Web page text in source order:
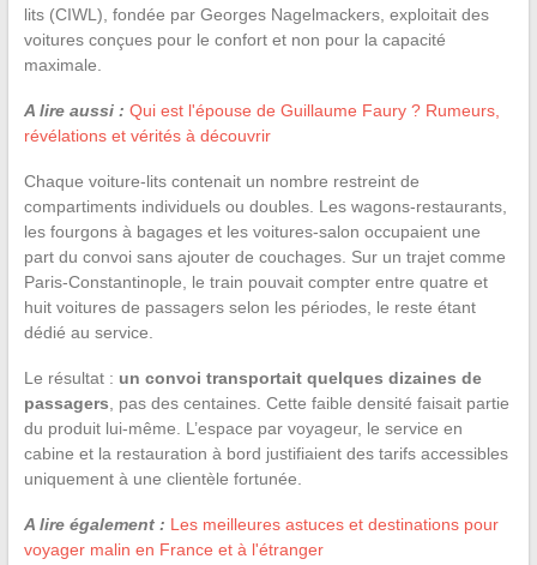
lits (CIWL), fondée par Georges Nagelmackers, exploitait des
voitures conçues pour le confort et non pour la capacité
maximale.
A lire aussi : Qui est l'épouse de Guillaume Faury ? Rumeurs,
révélations et vérités à découvrir
Chaque voiture-lits contenait un nombre restreint de
compartiments individuels ou doubles. Les wagons-restaurants,
les fourgons à bagages et les voitures-salon occupaient une
part du convoi sans ajouter de couchages. Sur un trajet comme
Paris-Constantinople, le train pouvait compter entre quatre et
huit voitures de passagers selon les périodes, le reste étant
dédié au service.
Le résultat : un convoi transportait quelques dizaines de
passagers , pas des centaines. Cette faible densité faisait partie
du produit lui-même. L’espace par voyageur, le service en
cabine et la restauration à bord justifiaient des tarifs accessibles
uniquement à une clientèle fortunée.
A lire également : Les meilleures astuces et destinations pour
voyager malin en France et à l'étranger